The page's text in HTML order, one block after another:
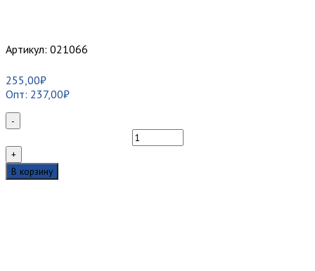
Артикул: 021066
255,00₽
Опт: 237,00₽
-
Количество
товара
+
В корзину